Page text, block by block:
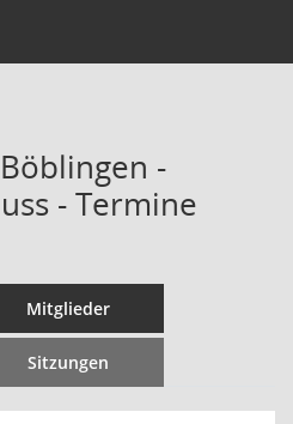
-
- Termine
Mitglieder
Sitzungen